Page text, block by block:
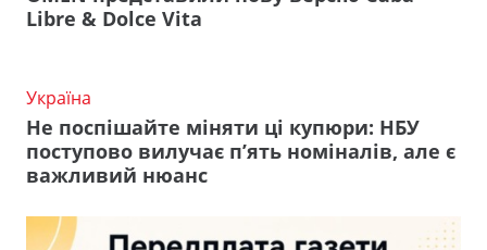
Libre & Dolce Vita
Україна
Не поспішайте міняти ці купюри: НБУ
поступово вилучає п’ять номіналів, але є
важливий нюанс